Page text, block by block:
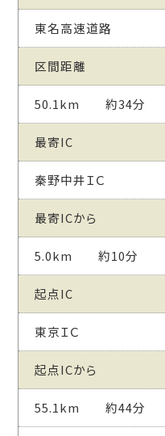
東名高速道路
区間距離
50.1km 約34分
最寄IC
秦野中井ＩＣ
最寄ICから
5.0km 約10分
起点IC
東京ＩＣ
起点ICから
55.1km 約44分